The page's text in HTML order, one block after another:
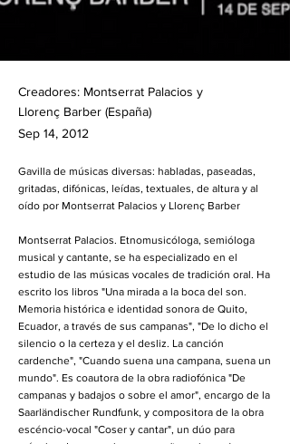
Creadores: Montserrat Palacios y
Llorenç Barber (España)
Sep 14, 2012
Gavilla de músicas diversas: habladas, paseadas,
gritadas, difónicas, leídas, textuales, de altura y al
oído por Montserrat Palacios y Llorenç Barber
Montserrat Palacios. Etnomusicóloga, semióloga
musical y cantante, se ha especializado en el
estudio de las músicas vocales de tradición oral. Ha
escrito los libros "Una mirada a la boca del son.
Memoria histórica e identidad sonora de Quito,
Ecuador, a través de sus campanas", "De lo dicho el
silencio o la certeza y el desliz. La canción
cardenche", "Cuando suena una campana, suena un
mundo". Es coautora de la obra radiofónica "De
campanas y badajos o sobre el amor", encargo de la
Saarländischer Rundfunk, y compositora de la obra
escéncio-vocal "Coser y cantar", un dúo para